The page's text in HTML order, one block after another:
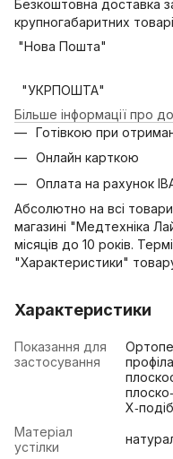
Безкоштовна доставка
крупногабаритних
"Нова Пошта"
"УКРПОШТА"
Більше інформації про
Готівкою при
Онлайн карткою
Оплата на рахунок
Абсолютно на всі
магазині "Медтехніка
місяців до 10 років.
"Характеристики"
Характеристики
Показання для
застосування
Матеріал
устілки